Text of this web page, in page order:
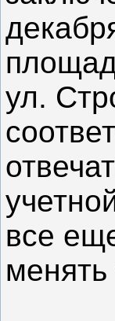
ул.
все
менять